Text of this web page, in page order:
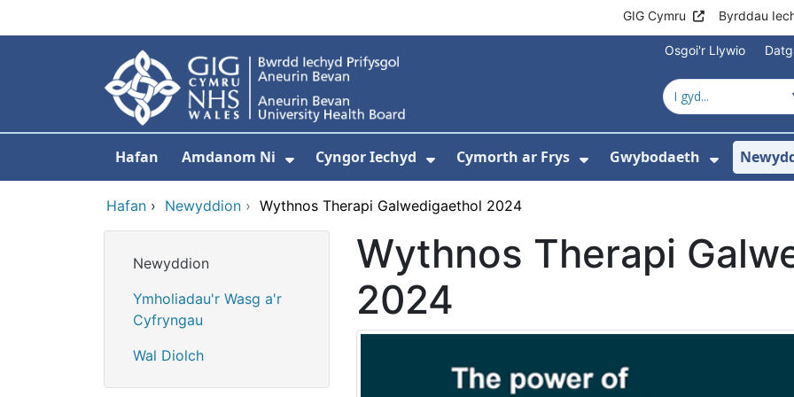
GIG Cymru Byrddau
Osgoi'r Llywio
Hafan Amdanom Ni
Dangos isddewislen ar gyfer Amdanom Ni
Cyngor Iechyd
Dangos isddewislen ar gyfer Cyngor
Cymorth ar Frys
Dangos isddewislen ar
Gwybodaeth
Dangos
Hafan › Newyddion › Wythnos Therapi Galwedigaethol 2024
Newyddion
Ymholiadau'r Wasg a'r
Cyfryngau
Wal Diolch
Wythnos Therapi
2024